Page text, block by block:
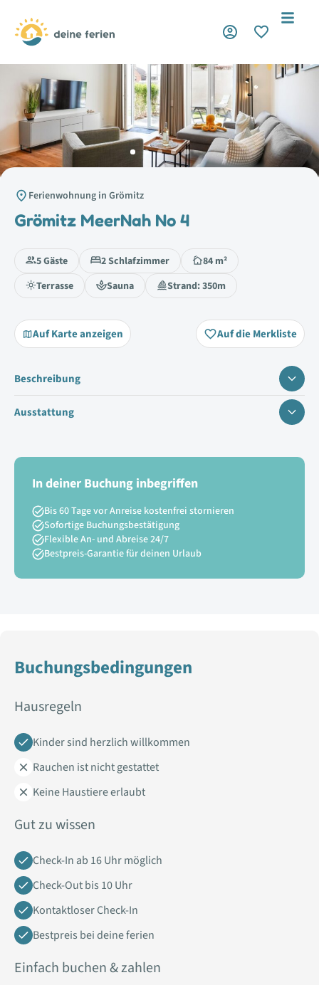
Ferienwohnung in Grömitz
Grömitz MeerNah No 4
5 Gäste 2 Schlafzimmer
84 m²
Terrasse
Sauna Strand: 350m
Auf Karte anzeigen Auf die Merkliste
Beschreibung
Ausstattung
In deiner Buchung inbegriffen
Bis 60 Tage vor Anreise kostenfrei stornieren
Sofortige Buchungsbestätigung
Flexible An- und Abreise 24/7
Bestpreis-Garantie für deinen Urlaub
Buchungsbedingungen
Hausregeln
Kinder sind herzlich willkommen
Rauchen ist nicht gestattet
Keine Haustiere erlaubt
Gut zu wissen
Check-In ab 16 Uhr möglich
Check-Out bis 10 Uhr
Kontaktloser Check-In
Bestpreis bei deine ferien
Einfach buchen & zahlen